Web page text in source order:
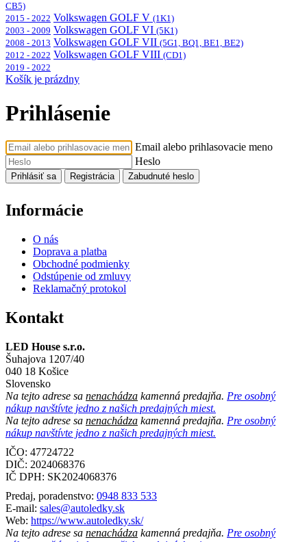
CB5)
2015 - 2022 Volkswagen GOLF V (1K1)
2003 - 2009 Volkswagen GOLF VI (5K1)
2008 - 2013 Volkswagen GOLF VII (5G1, BQ1, BE1, BE2)
2012 - 2022 Volkswagen GOLF VIII (CD1)
2019 - 2022
Košík je prázdny
Prihlásenie
Email alebo prihlasovacie meno
Heslo
Prihlásiť sa Registrácia Zabudnuté heslo
Informácie
O nás
Doprava a platba
Obchodné podmienky
Odstúpenie od zmluvy
Reklamačný protokol
Kontakt
LED House s.r.o.
Šuhajova 1207/40
040 18 Košice
Slovensko
Na tejto adrese sa nenachádza kamenná predajňa. Pre osobný
nákup navštívte jedno z našich predajných miest.
Na tejto adrese sa nenachádza kamenná predajňa. Pre osobný
nákup navštívte jedno z našich predajných miest.
IČO: 47724722
DIČ: 2024068376
IČ DPH: SK2024068376
Predaj, poradenstvo: 0948 833 533
E-mail: sales@autoledky.sk
Web: https://www.autoledky.sk/
Na tejto adrese sa nenachádza kamenná predajňa. Pre osobný